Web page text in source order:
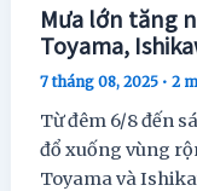
Mưa lớn tăng
Toyama,
7 tháng 08, 2025 •2
Từ đêm 6/8 đến
đổ xuống vùng
Toyama và